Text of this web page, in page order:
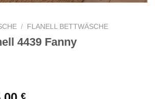
/ FLANELL BETTWÄSCHE
4439 Fanny
€